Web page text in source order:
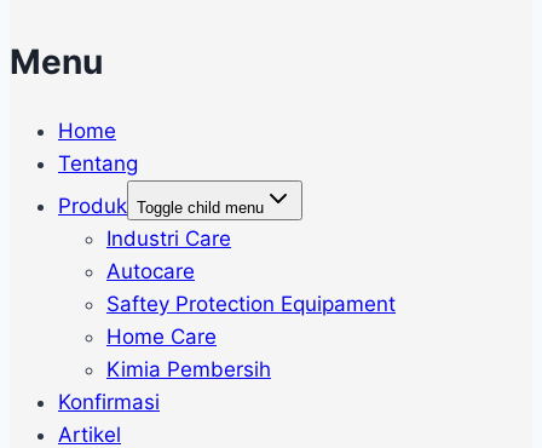
Menu
Home
Tentang
Produk Toggle child menu
Industri Care
Autocare
Saftey Protection Equipament
Home Care
Kimia Pembersih
Konfirmasi
Artikel